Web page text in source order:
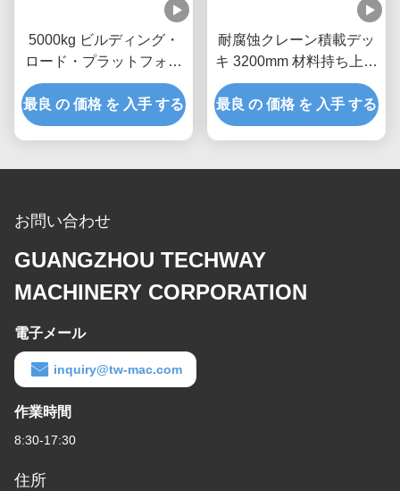
5000kg ビルディング・
ロード・プラットフォー
ム ホット・ディップ・ガ
ルバニゼーション
MLP4200
最良 の 価格 を 入手 する
耐腐蚀クレーン積載デッ
キ 3200mm 材料持ち上げ
プラットフォーム
最良 の 価格 を 入手 する
お問い合わせ
GUANGZHOU TECHWAY
MACHINERY CORPORATION
電子メール
inquiry@tw-mac.com
作業時間
8:30-17:30
住所